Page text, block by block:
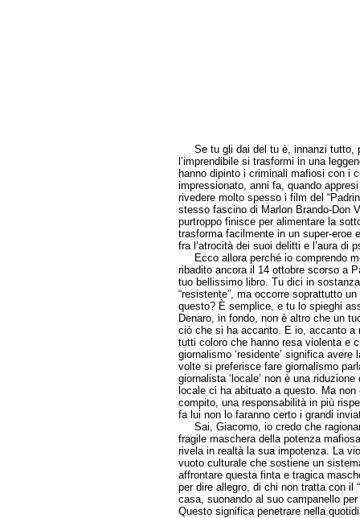
Se tu gli dai del tu è, innanzi tutto,
l’imprendibile si trasformi in una
hanno dipinto i criminali mafiosi con i
impressionato, anni fa, quando
rivedere molto spesso i film del
stesso fascino di Marlon Brando-Don
purtroppo finisce per alimentare la
trasforma facilmente in un super-eroe
fra l’atrocità dei suoi delitti e l’aura di
Ecco allora perché io comprendo
ribadito ancora il 14 ottobre scorso a
tuo bellissimo libro. Tu dici in
“resistente”, ma occorre soprattutto
questo? È semplice, e tu lo spieghi
Denaro, in fondo, non è altro che un
ciò che si ha accanto. E io, accanto
tutti coloro che hanno resa violenta e
giornalismo ‘residente’ significa
volte si preferisce fare giornalismo
giornalista ‘locale’ non è una
locale ci ha abituato a questo. Ma
compito, una responsabilità in più
fa lui non lo faranno certo i grandi
Sai, Giacomo, io credo che
fragile maschera della potenza
rivela in realtà la sua impotenza. La
vuoto culturale che sostiene un
affrontare questa finta e tragica
per dire allegro, di chi non tratta con il
casa, suonando al suo campanello
Questo significa penetrare nella